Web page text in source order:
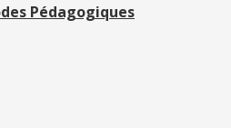
Pédagogiques